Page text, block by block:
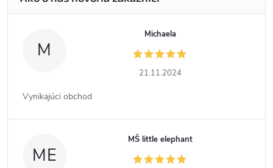
M
Michaela
21.11.2024
Vynikajúci obchod
ME
MŠ little elephant